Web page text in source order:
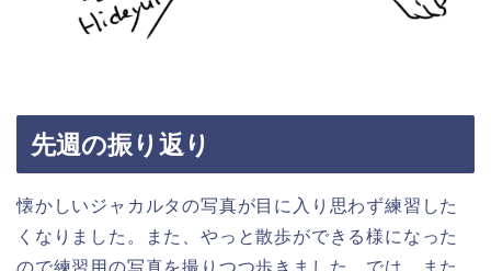
先週の振り返り
懐かしいジャカルタの写真が目に入り思わず練習した
くなりました。また、やっと散歩ができる様になった